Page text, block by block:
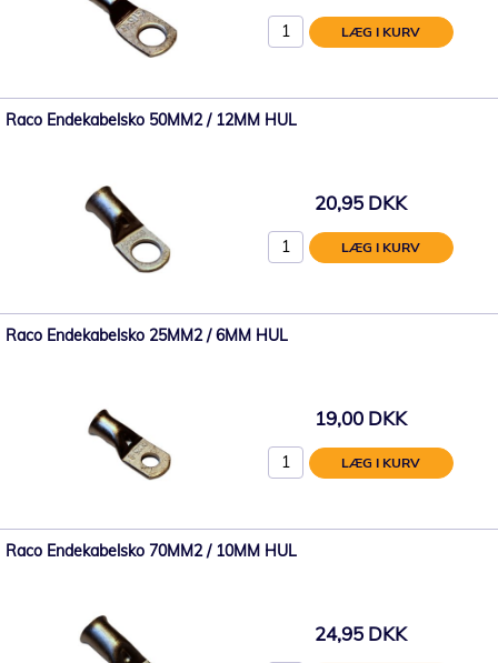
LÆG I KURV
Raco Endekabelsko 50MM2 / 12MM HUL
20,95 DKK
LÆG I KURV
Raco Endekabelsko 25MM2 / 6MM HUL
19,00 DKK
LÆG I KURV
Raco Endekabelsko 70MM2 / 10MM HUL
24,95 DKK